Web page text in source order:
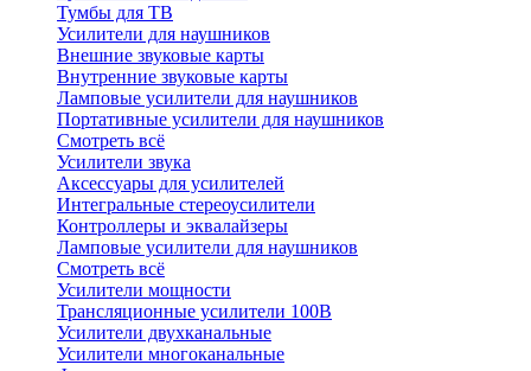
Тумбы для ТВ
Усилители для наушников
Внешние звуковые карты
Внутренние звуковые карты
Ламповые усилители для наушников
Портативные усилители для наушников
Смотреть всё
Усилители звука
Аксессуары для усилителей
Интегральные стереоусилители
Контроллеры и эквалайзеры
Ламповые усилители для наушников
Смотреть всё
Усилители мощности
Трансляционные усилители 100В
Усилители двухканальные
Усилители многоканальные